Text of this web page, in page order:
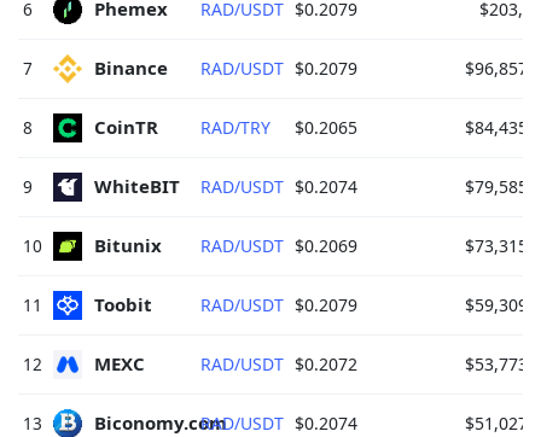
6 Phemex RAD/USDT $0.2079
7 Binance RAD/USDT $0.2079
8 CoinTR RAD/TRY $0.2065
9 WhiteBIT RAD/USDT $0.2074
10 Bitunix RAD/USDT $0.2069
11 Toobit RAD/USDT $0.2079
12 MEXC RAD/USDT $0.2072
13 Biconomy.com RAD/USDT $0.2074